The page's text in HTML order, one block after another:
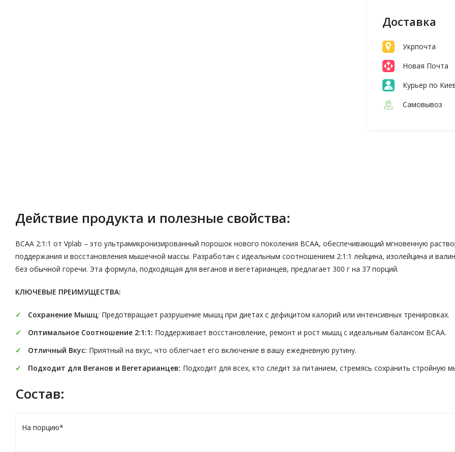
Доставка
Укрпочта
Новая Почта
Курьер по
Самовывоз
Действие продукта и полезные свойства:
BCAA 2:1:1 от Vplab – это ультрамикронизированный порошок нового поколения BCAA, обеспечивающий мгновенную
поддержания и восстановления мышечной массы. Разработан с идеальным соотношением 2:1:1 лейцина, изолейцина и
без обычной горечи. Эта формула, подходящая для веганов и вегетарианцев, предлагает 300 г на 37 порций.
КЛЮЧЕВЫЕ ПРЕИМУЩЕСТВА:
Сохранение Мышц: Предотвращает разрушение мышц при диетах с дефицитом калорий или интенсивных тренировках.
Оптимальное Соотношение 2:1:1: Поддерживает восстановление, ремонт и рост мышц с идеальным балансом BCAA.
Отличный Вкус: Приятный на вкус, что облегчает его включение в вашу ежедневную рутину.
Подходит для Веганов и Вегетарианцев: Подходит для всех, кто следит за питанием, стремясь сохранить стройную
Состав:
На порцию*